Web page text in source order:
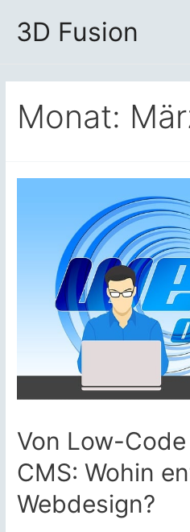
Inhalt3D Fusion
Monat:
Von Low-
CMS: Wohin
Webdesign?